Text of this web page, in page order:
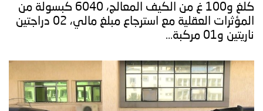
و
اجتماعات
جهود
و
إنجازات
برامج
توعوية
الخدمات
الإلكترونية
صور
كلغ و100 غ من الكيف المعالج، 6040 كبسولة من
المؤثرات العقلية مع استرجاع مبلغ مالي، 02 دراجتين
ناريتين و01 مركبة...